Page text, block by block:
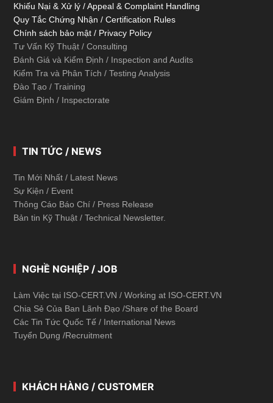
Khiếu Nại & Xử lý / Appeal & Complaint Handling
Quy Tắc Chứng Nhận / Certification Rules
Chính sách bảo mật / Privacy Policy
Tư Vấn Kỹ Thuật / Consulting
Đánh Giá và Kiểm Định / Inspection and Audits
Kiểm Tra và Phân Tích / Testing Analysis
Đào Tạo / Training
Giám Định / Inspectorate
TIN TỨC / NEWS
Tin Mới Nhất / Latest News
Sự Kiện / Event
Thông Cáo Báo Chí / Press Release
Bản tin Kỹ Thuật / Technical Newsletter.
NGHỀ NGHIỆP / JOB
Làm Việc tại ISO-CERT.VN / Working at ISO-CERT.VN
Chia Sẻ Của Ban Lãnh Đạo /Share of the Board
Các Tin Tức Quốc Tế / International News
Tuyển Dụng /Recruitment
KHÁCH HÀNG / CUSTOMER